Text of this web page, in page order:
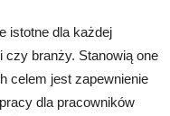
istotne dla każdej
czy branży. Stanowią one
celem jest zapewnienie
dla pracowników